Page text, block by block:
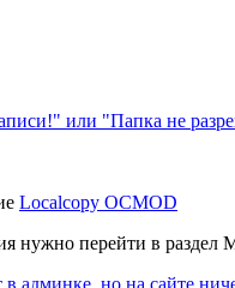
или "Папка не
Localcopy OCMOD
нужно перейти в
админке, но на сайте